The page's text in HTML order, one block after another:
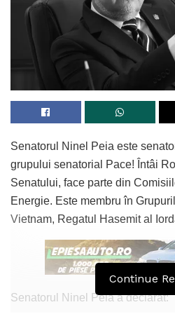
aroganței de la centru,
bolșevică, a trecut. Se
Curtea, Înaltă Curte de
pe 18, cred, va pronunța
incompatibilitate în
USR va intra într-o
leadership.
Pentru că atunci trebuie
Senatorul Ninel Peia este
grupului senatorial Pace! Întâi
Senatului, face parte din
Energie. Este membru în
Vietnam, Regatul Hasemit al
Senatorul Ninel Peia a declarat:
Continue